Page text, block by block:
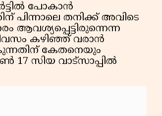
പോകാൻ
പിന്നാലെ തനിക്ക് അവിടെ
കഴിഞ്ഞ് വരാൻ
കേതനെയും
17 സിയ വാട്സാപ്പിൽ